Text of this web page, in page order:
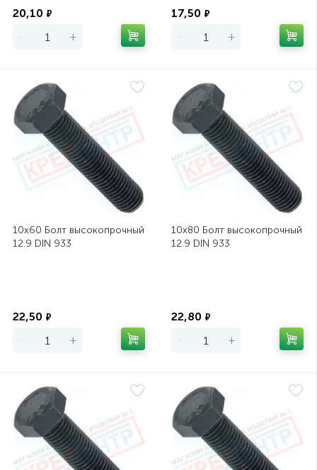
20,10 ₽
- +
17,50 ₽
- +
10х60 Болт высокопрочный
12.9 DIN 933
22,50 ₽
- +
10х80 Болт высокопрочный
12.9 DIN 933
22,80 ₽
- +